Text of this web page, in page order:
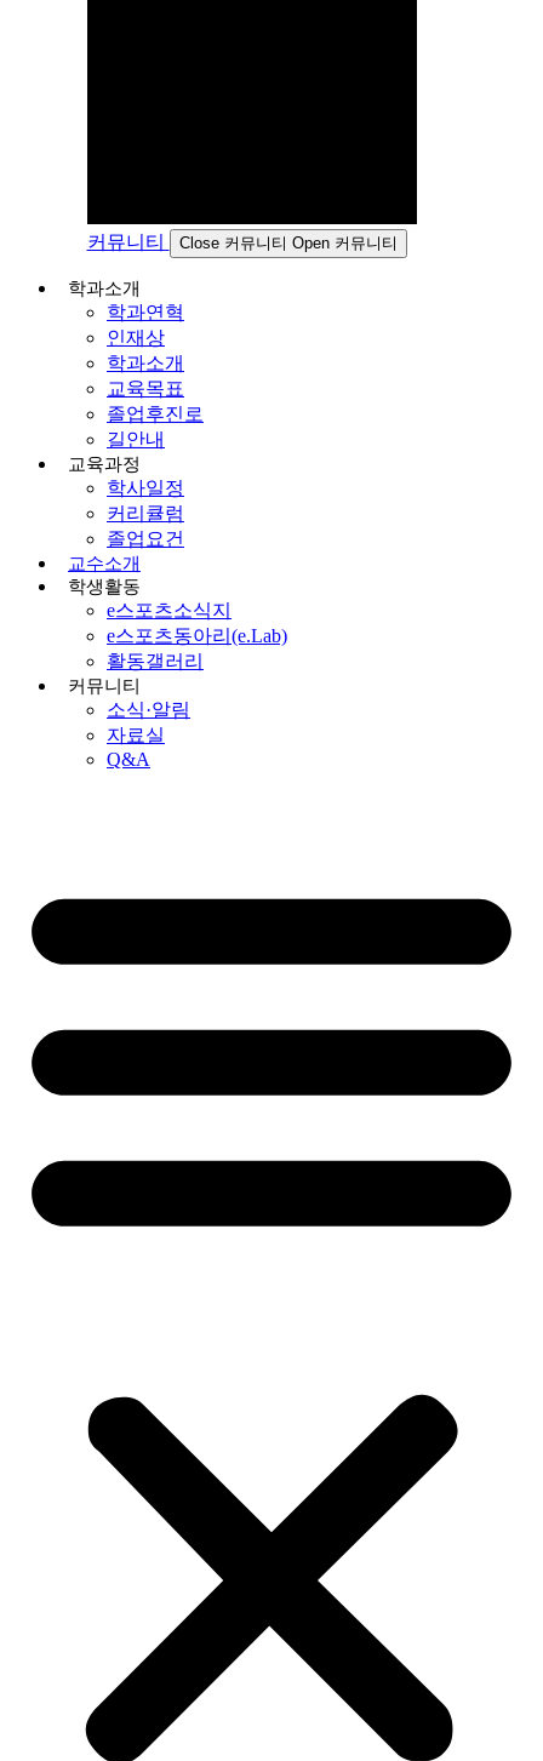
커뮤니티 Close 커뮤니티 Open 커뮤니티
학과소개
학과연혁
인재상
학과소개
교육목표
졸업후진로
길안내
교육과정
학사일정
커리큘럼
졸업요건
교수소개
학생활동
e스포츠소식지
e스포츠동아리(e.Lab)
활동갤러리
커뮤니티
소식·알림
자료실
Q&A